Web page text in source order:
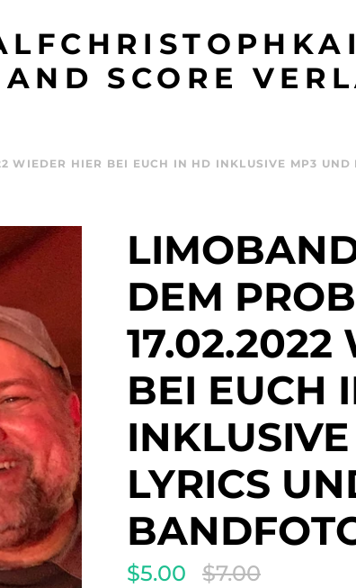
SCORE
WIEDER HIER BEI EUCH IN HD INKLUSIVE MP3 UND
DEM
17.02.2022
BEI EUCH
LYRICS
$5.00
Translation
$7.00